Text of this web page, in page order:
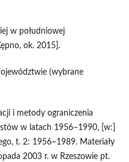
w południowej
ok. 2015].
(wybrane
i metody ograniczenia
w latach 1956–1990, [w:]
t. 2: 1956–1989. Materiały
2003 r. w Rzeszowie pt.